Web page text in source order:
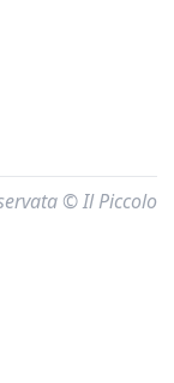
© Il Piccolo